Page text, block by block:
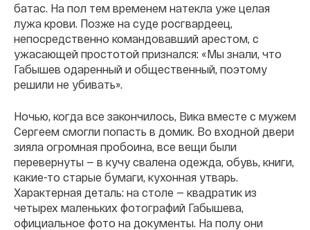
батас. На пол тем временем натекла уже целая
лужа крови. Позже на суде росгвардеец,
непосредственно командовавший арестом, с
ужасающей простотой признался: «Мы знали, что
Габышев одаренный и общественный, поэтому
решили не убивать».
Ночью, когда все закончилось, Вика вместе с мужем
Сергеем смогли попасть в домик. Во входной двери
зияла огромная пробоина, все вещи были
перевернуты — в кучу свалена одежда, обувь, книги,
какие-то старые бумаги, кухонная утварь.
Характерная деталь: на столе — квадратик из
четырех маленьких фотографий Габышева,
официальное фото на документы. На полу они